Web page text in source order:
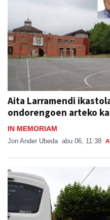
Aita Larramendi
ondorengoen arteko
IN MEMORIAM
Jon Ander Ubeda abu 06, 11:38